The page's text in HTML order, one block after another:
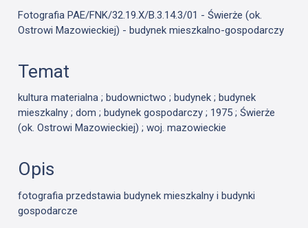
Fotografia PAE/FNK/32.19.X/B.3.14.3/01 - Świerże (ok.
Ostrowi Mazowieckiej) - budynek mieszkalno-gospodarczy
Temat
kultura materialna ; budownictwo ; budynek ; budynek
mieszkalny ; dom ; budynek gospodarczy ; 1975 ; Świerże
(ok. Ostrowi Mazowieckiej) ; woj. mazowieckie
Opis
fotografia przedstawia budynek mieszkalny i budynki
gospodarcze